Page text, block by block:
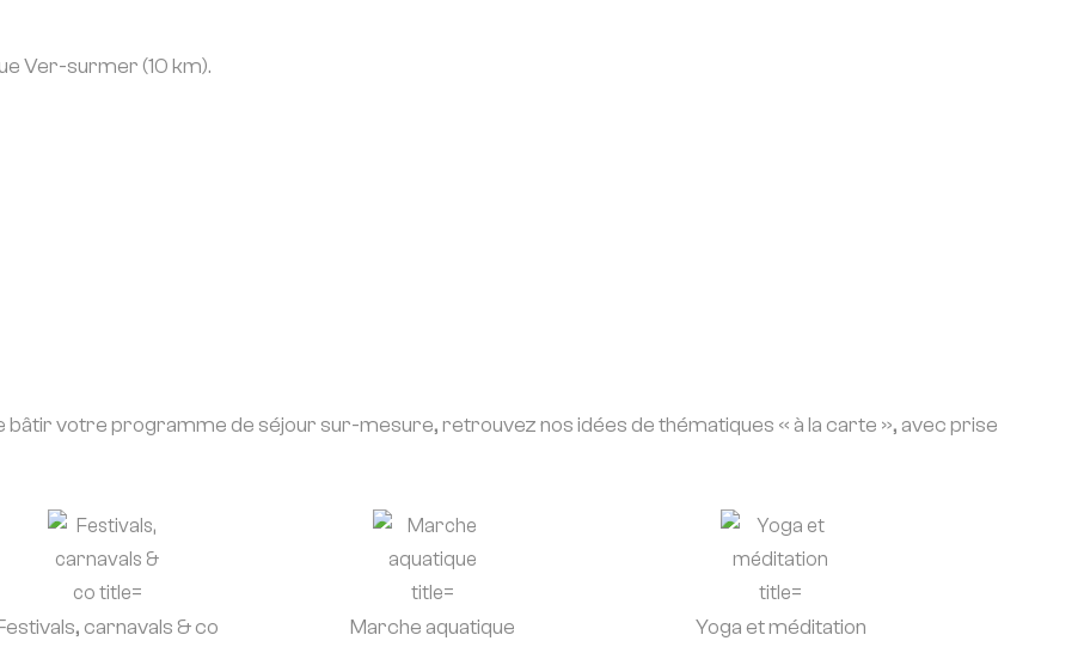
Ver-surmer (10 km).
bâtir votre programme de séjour sur-mesure, retrouvez nos idées de thématiques « à la carte », avec prise
carnavals & co Marche aquatique Yoga et méditation